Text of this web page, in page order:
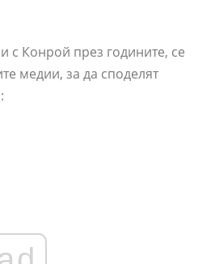
с Конрой през годините, се
медии, за да споделят